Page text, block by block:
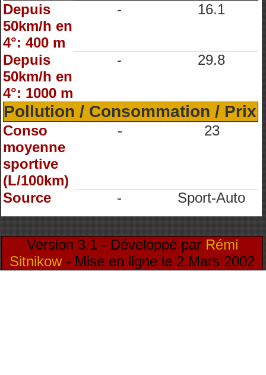
Depuis
50km/h en
4°: 400 m
- 16.1
Depuis
50km/h en
4°: 1000 m
- 29.8
Pollution / Consommation / Prix
Conso
moyenne
sportive
(L/100km)
- 23
Source - Sport-Auto
Version 3.1 - Développé par Rémi
Sitnikow- Mise en ligne le 2 Mars 2002